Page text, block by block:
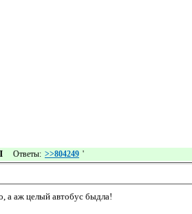
Ответы: >>804249 '
а аж целый автобус быдла!